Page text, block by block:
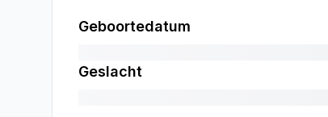
Geboortedatum
Geslacht